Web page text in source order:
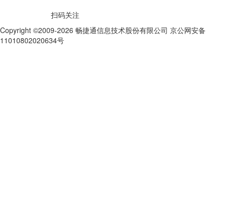
扫码关注
Copyright ©2009-2026 畅捷通信息技术股份有限公司 京公网安备
11010802020634号